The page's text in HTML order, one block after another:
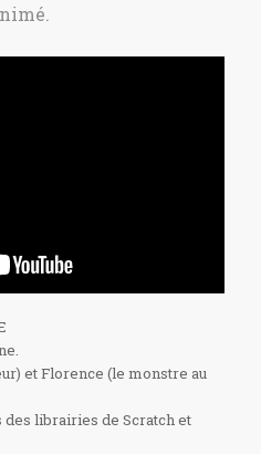
et Florence (le monstre au
librairies de Scratch et